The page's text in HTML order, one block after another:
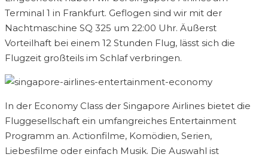
Terminal 1 in Frankfurt. Geflogen sind wir mit der
Nachtmaschine SQ 325 um 22:00 Uhr. Äußerst
Vorteilhaft bei einem 12 Stunden Flug, lässt sich die
Flugzeit großteils im Schlaf verbringen.
In der Economy Class der Singapore Airlines bietet die
Fluggesellschaft ein umfangreiches Entertainment
Programm an. Actionfilme, Komödien, Serien,
Liebesfilme oder einfach Musik. Die Auswahl ist